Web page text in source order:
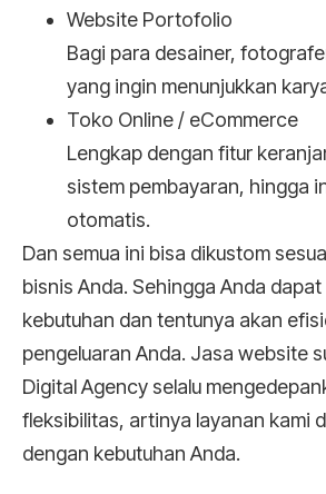
Website Portofolio
Bagi para desainer,
yang ingin menunjukkan
Toko Online / eCommerce
Lengkap dengan fitur
sistem pembayaran, hingga
otomatis.
Dan semua ini bisa dikustom
bisnis Anda. Sehingga Anda dapat
kebutuhan dan tentunya akan
pengeluaran Anda. Jasa website
Digital Agency selalu
fleksibilitas, artinya layanan kami
dengan kebutuhan Anda.